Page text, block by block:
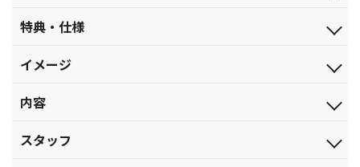
2023.8.30
ジャンル
劇場公開アニメ
品番
BCXA-1800
税込価格(10%)
￥5,280
特典・仕様
解説書（８Ｐ）
映像特典
ノンテロップオープニング（ねんどアニメ）、映画特報、予告
イメージ
内容
地球を見下ろす宇宙空間。ケツだけ星人の円盤が隕石群と接触
スタッフ